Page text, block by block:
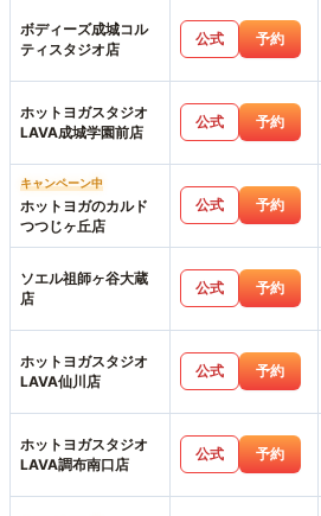
ボディーズ成城コル
ティスタジオ店
公式 予約
ホットヨガスタジオ
LAVA成城学園前店
公式 予約
キャンペーン中
ホットヨガのカルド
つつじヶ丘店
公式 予約
ソエル祖師ヶ谷大蔵
店
公式 予約
ホットヨガスタジオ
LAVA仙川店
公式 予約
ホットヨガスタジオ
LAVA調布南口店
公式 予約